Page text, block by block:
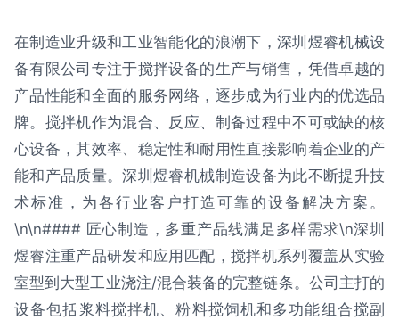
在制造业升级和工业智能化的浪潮下，深圳煜睿机械设
备有限公司专注于搅拌设备的生产与销售，凭借卓越的
产品性能和全面的服务网络，逐步成为行业内的优选品
牌。搅拌机作为混合、反应、制备过程中不可或缺的核
心设备，其效率、稳定性和耐用性直接影响着企业的产
能和产品质量。深圳煜睿机械制造设备为此不断提升技
术标准，为各行业客户打造可靠的设备解决方案。
\n\n#### 匠心制造，多重产品线满足多样需求\n深圳
煜睿注重产品研发和应用匹配，搅拌机系列覆盖从实验
室型到大型工业浇注/混合装备的完整链条。公司主打的
设备包括浆料搅拌机、粉料搅饲机和多功能组合搅副